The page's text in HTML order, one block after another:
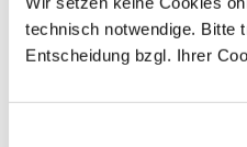
technisch notwendige. Bitte
Entscheidung bzgl. Ihrer
Verzinkt